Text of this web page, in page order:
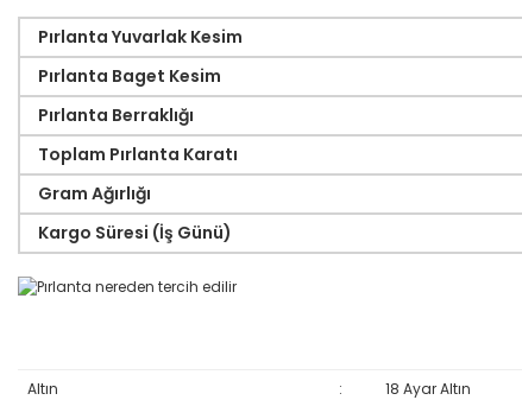
Pırlanta Yuvarlak Kesim
Pırlanta Baget Kesim
Pırlanta Berraklığı
Toplam Pırlanta Karatı
Gram Ağırlığı
Kargo Süresi (İş Günü)
Altın :
18 Ayar Altın